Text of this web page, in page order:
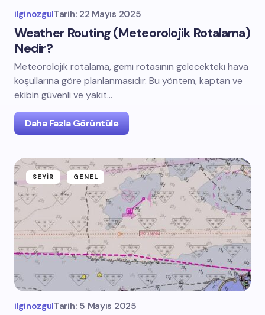
ilginozgulTarih: 22 Mayıs 2025
Weather Routing (Meteorolojik Rotalama)
Nedir?
Meteorolojik rotalama, gemi rotasının gelecekteki hava
koşullarına göre planlanmasıdır. Bu yöntem, kaptan ve
ekibin güvenli ve yakıt…
Daha Fazla Görüntüle
SEYIR GENEL
ilginozgulTarih: 5 Mayıs 2025